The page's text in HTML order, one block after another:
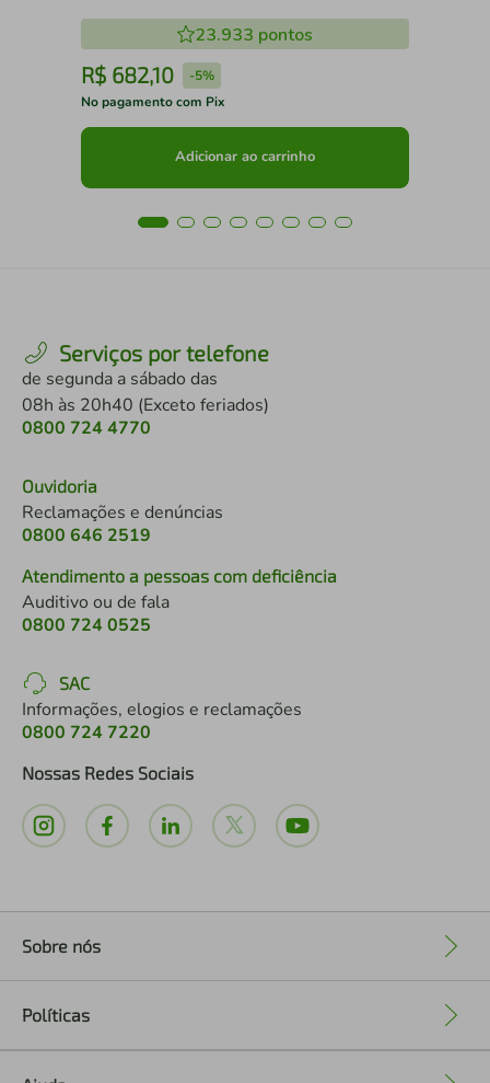
23.933 pontos
R$ 682,10 -5%
No pagamento com Pix
Adicionar ao carrinho
Serviços por telefone
de segunda a sábado das
08h às 20h40 (Exceto feriados)
0800 724 4770
Ouvidoria
Reclamações e denúncias
0800 646 2519
Atendimento a pessoas com deficiência
Auditivo ou de fala
0800 724 0525
SAC
Informações, elogios e reclamações
0800 724 7220
Nossas Redes Sociais
Sobre nós
Políticas